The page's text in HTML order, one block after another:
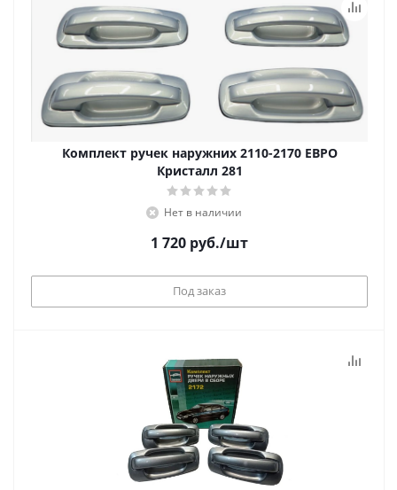
Комплект ручек наружних 2110-2170 ЕВРО
Кристалл 281
Нет в наличии
1 720 руб./шт
Под заказ